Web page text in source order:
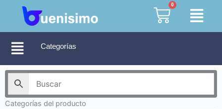
contenido
0
Cart
Categorías
Categorías del producto